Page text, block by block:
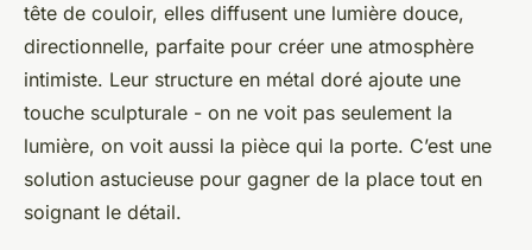
tête de couloir, elles diffusent une lumière douce,
directionnelle, parfaite pour créer une atmosphère
intimiste. Leur structure en métal doré ajoute une
touche sculpturale - on ne voit pas seulement la
lumière, on voit aussi la pièce qui la porte. C’est une
solution astucieuse pour gagner de la place tout en
soignant le détail.